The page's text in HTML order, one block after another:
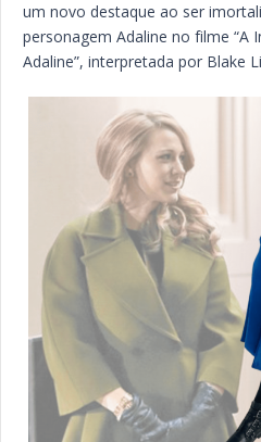
um novo destaque ao ser
personagem Adaline no filme “A
Adaline”, interpretada por Blake